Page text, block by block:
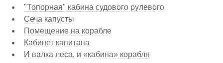
"Топорная" кабина судового рулевого
Сеча капусты
Помещение на корабле
Кабинет капитана
И валка леса, и «кабина» корабля